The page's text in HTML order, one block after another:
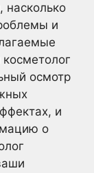
насколько
и
осмотр
и
о